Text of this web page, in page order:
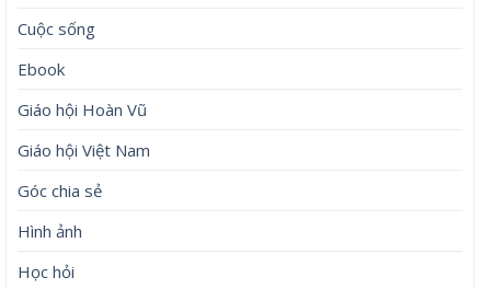
Cuộc sống
Ebook
Giáo hội Hoàn Vũ
Giáo hội Việt Nam
Góc chia sẻ
Hình ảnh
Học hỏi